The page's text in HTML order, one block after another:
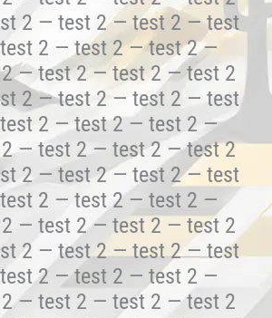
2 — test 2 — test 2 — test
2 — test 2 — test 2 —
— test 2 — test 2 — test 2
2 — test 2 — test 2 — test
2 — test 2 — test 2 —
— test 2 — test 2 — test 2
2 — test 2 — test 2 — test
2 — test 2 — test 2 —
— test 2 — test 2 — test 2
2 — test 2 — test 2 — test
2 — test 2 — test 2 —
— test 2 — test 2 — test 2